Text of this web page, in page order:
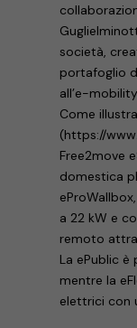
società,
portafoglio
all’e-mobility.
Come
(https://
Free2move
domestica
a 22 kW e
remoto
La ePublic è
mentre la
elettrici con